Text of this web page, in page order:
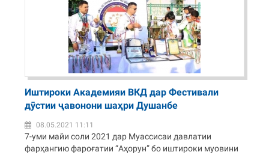
Иштироки Академияи ВКД дар Фестивали
дӯстии ҷавонони шаҳри Душанбе
08.05.2021 11:11
7-уми майи соли 2021 дар Муассисаи давлатии
фарҳангию фароғатии “Аҳорун” бо иштироки муовини